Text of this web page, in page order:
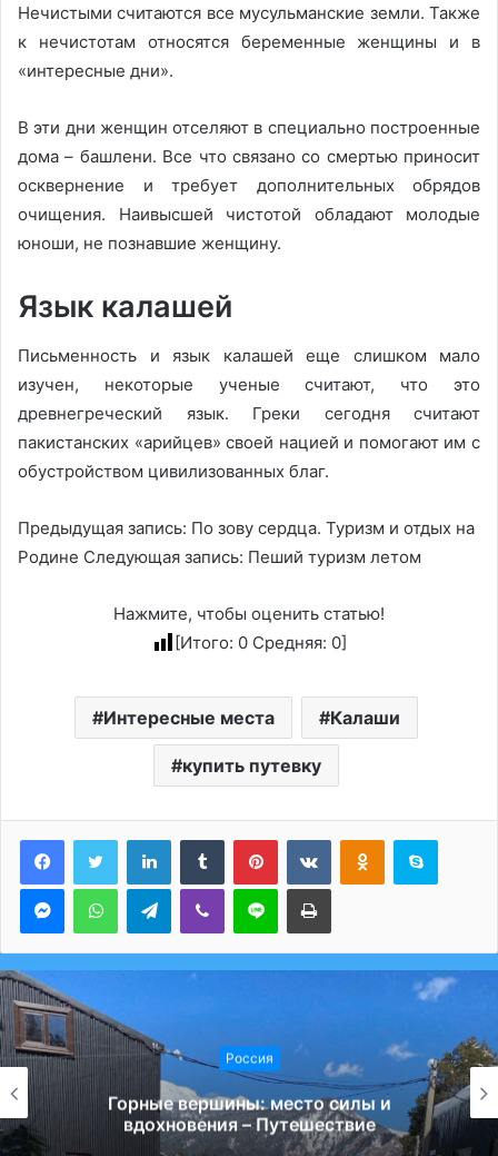
Нечистыми считаются все мусульманские земли. Также
к нечистотам относятся беременные женщины и в
«интересные дни».
В эти дни женщин отселяют в специально построенные
дома – башлени. Все что связано со смертью приносит
осквернение и требует дополнительных обрядов
очищения. Наивысшей чистотой обладают молодые
юноши, не познавшие женщину.
Язык калашей
Письменность и язык калашей еще слишком мало
изучен, некоторые ученые считают, что это
древнегреческий язык. Греки сегодня считают
пакистанских «арийцев» своей нацией и помогают им с
обустройством цивилизованных благ.
Предыдущая запись: По зову сердца. Туризм и отдых на
Родине Следующая запись: Пеший туризм летом
Нажмите, чтобы оценить статью!
[Итого: 0Средняя: 0]
Интересные места Калаши
купить путевку
LinkedInTumblr PinterestВконтактеОдноклассники
Skype
MessengerWhatsAppTelegramViber Line Печатать
Россия
Горные вершины: место силы и
вдохновения – Путешествие